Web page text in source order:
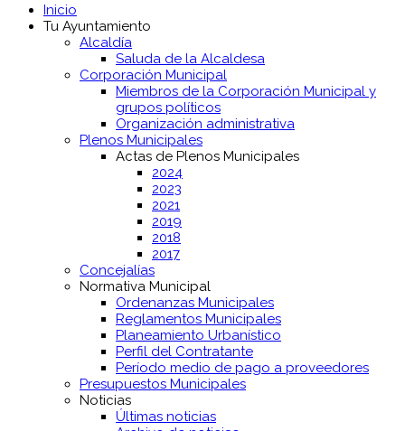
Inicio
Tu Ayuntamiento
Alcaldía
Saluda de la Alcaldesa
Corporación Municipal
Miembros de la Corporación Municipal y
grupos políticos
Organización administrativa
Plenos Municipales
Actas de Plenos Municipales
2024
2023
2021
2019
2018
2017
Concejalías
Normativa Municipal
Ordenanzas Municipales
Reglamentos Municipales
Planeamiento Urbanístico
Perfil del Contratante
Período medio de pago a proveedores
Presupuestos Municipales
Noticias
Últimas noticias